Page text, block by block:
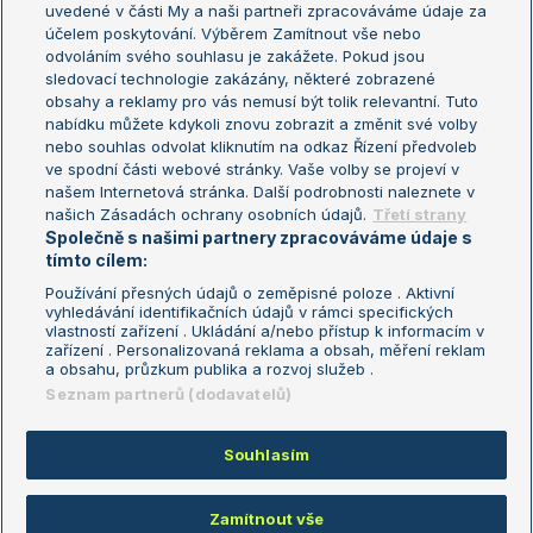
US Open
Turnaj mistrů
Turnaj mistryň
Aktualní trendy
Fotbalové přestupy
Livesport Daily
LS Prague Open
Podmínky užití
Nastavení soukromí
GDPR a žurnalistika
Reklama
Kontakt
Informace o zpracování osobních
údajů
Copyright © 2008-2026 TenisPortal.cz. Využíváme zpravodajství ČTK.
uvedené v části My a naši partneři zpracováváme údaje za
účelem poskytování. Výběrem Zamítnout vše nebo
odvoláním svého souhlasu je zakážete. Pokud jsou
sledovací technologie zakázány, některé zobrazené
obsahy a reklamy pro vás nemusí být tolik relevantní. Tuto
nabídku můžete kdykoli znovu zobrazit a změnit své volby
nebo souhlas odvolat kliknutím na odkaz Řízení předvoleb
ve spodní části webové stránky. Vaše volby se projeví v
našem Internetová stránka. Další podrobnosti naleznete v
našich Zásadách ochrany osobních údajů. Třetí strany
Společně s našimi partnery zpracováváme údaje s
tímto cílem:
Používání přesných údajů o zeměpisné poloze . Aktivní
vyhledávání identifikačních údajů v rámci specifických
vlastností zařízení . Ukládání a/nebo přístup k informacím v
zařízení . Personalizovaná reklama a obsah, měření reklam
a obsahu, průzkum publika a rozvoj služeb .
Seznam partnerů (dodavatelů)
Souhlasím
Zamítnout vše